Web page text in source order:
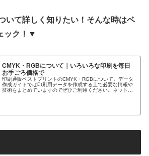
いて詳しく知りたい！そんな時はベ
ック！▼
CMYK・RGBについて｜いろいろな印刷を毎日
お手ごろ価格で
印刷通販ベストプリントのCMYK・RGBについて。データ
作成ガイドでは印刷用データを作成する上で必要な情報や
技術をまとめていますのでぜひご利用ください。ネット印